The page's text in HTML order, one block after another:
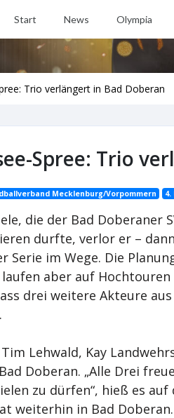
Start News Olympia
Trio verlängert in Bad Doberan
Spree: Trio
Mecklenburg/Vorpommern 4.
die der Bad Doberaner
durfte, verlor er –
Serie im Wege. Die
aber auf
drei weitere Akteure
Lehwald, Kay
Doberan. „Alle Drei
zu dürfen“, hieß es
weiterhin in Bad